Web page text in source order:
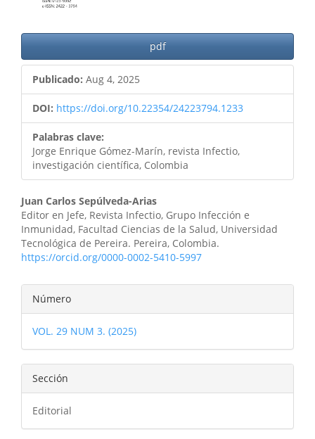
pdf
Publicado: Aug 4, 2025
DOI: https://doi.org/10.22354/24223794.1233
Palabras clave:
Jorge Enrique Gómez-Marín, revista Infectio,
investigación científica, Colombia
Contenido
principal
del
Juan Carlos Sepúlveda-Arias
Editor en Jefe, Revista Infectio, Grupo Infección e
Inmunidad, Facultad Ciencias de la Salud, Universidad
Tecnológica de Pereira. Pereira, Colombia.
https://orcid.org/0000-0002-5410-5997
Detalles
del
artículo
Número
VOL. 29 NUM 3. (2025)
Sección
Editorial